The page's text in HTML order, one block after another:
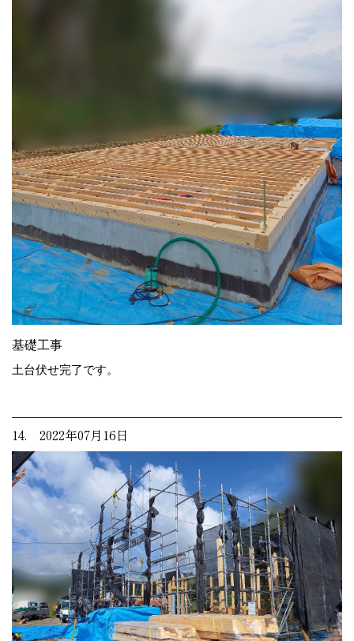
基礎工事
土台伏せ完了です。
14. 2022年07月16日